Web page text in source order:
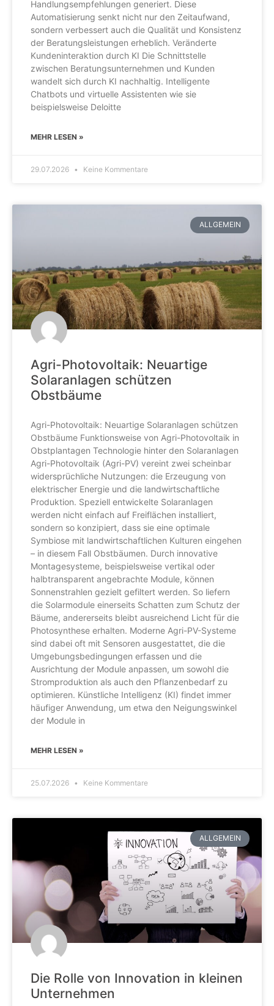
Handlungsempfehlungen generiert. Diese
Automatisierung senkt nicht nur den Zeitaufwand,
sondern verbessert auch die Qualität und Konsistenz
der Beratungsleistungen erheblich. Veränderte
Kundeninteraktion durch KI Die Schnittstelle
zwischen Beratungsunternehmen und Kunden
wandelt sich durch KI nachhaltig. Intelligente
Chatbots und virtuelle Assistenten wie sie
beispielsweise Deloitte
MEHR LESEN »
29.07.2026 Keine Kommentare
ALLGEMEIN
Agri-Photovoltaik: Neuartige
Solaranlagen schützen
Obstbäume
Agri-Photovoltaik: Neuartige Solaranlagen schützen
Obstbäume Funktionsweise von Agri-Photovoltaik in
Obstplantagen Technologie hinter den Solaranlagen
Agri-Photovoltaik (Agri-PV) vereint zwei scheinbar
widersprüchliche Nutzungen: die Erzeugung von
elektrischer Energie und die landwirtschaftliche
Produktion. Speziell entwickelte Solaranlagen
werden nicht einfach auf Freiflächen installiert,
sondern so konzipiert, dass sie eine optimale
Symbiose mit landwirtschaftlichen Kulturen eingehen
– in diesem Fall Obstbäumen. Durch innovative
Montagesysteme, beispielsweise vertikal oder
halbtransparent angebrachte Module, können
Sonnenstrahlen gezielt gefiltert werden. So liefern
die Solarmodule einerseits Schatten zum Schutz der
Bäume, andererseits bleibt ausreichend Licht für die
Photosynthese erhalten. Moderne Agri-PV-Systeme
sind dabei oft mit Sensoren ausgestattet, die die
Umgebungsbedingungen erfassen und die
Ausrichtung der Module anpassen, um sowohl die
Stromproduktion als auch den Pflanzenbedarf zu
optimieren. Künstliche Intelligenz (KI) findet immer
häufiger Anwendung, um etwa den Neigungswinkel
der Module in
MEHR LESEN »
25.07.2026 Keine Kommentare
ALLGEMEIN
Die Rolle von Innovation in kleinen
Unternehmen